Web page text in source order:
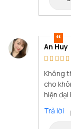
An Huy
Không
cho
hiện
Trả lời